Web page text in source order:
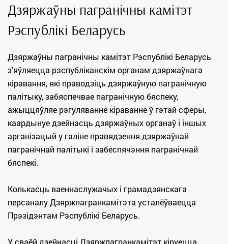
Дзяржаўны пагранічны камітэт
Рэспублікі Беларусь
Дзяржаўны пагранічны камітэт Рэспублікі Беларусь
з'яўляецца рэспубліканскім органам дзяржаўнага
кіравання, які праводзіць дзяржаўную пагранічную
палітыку, забяспечвае пагранічную бяспеку,
ажыццяўляе рэгуляванне кіраванне ў гэтай сферы,
каардынуе дзейнасць дзяржаўных органаў і іншых
арганізацый у галіне правядзення дзяржаўнай
пагранічнай палітыкі і забеспячэння пагранічнай
бяспекі.
Колькасць ваеннаслужачых і грамадзянскага
персаналу Дзяржпагранкамітэта усталёўваецца
Прэзідэнтам Рэспублікі Беларусь.